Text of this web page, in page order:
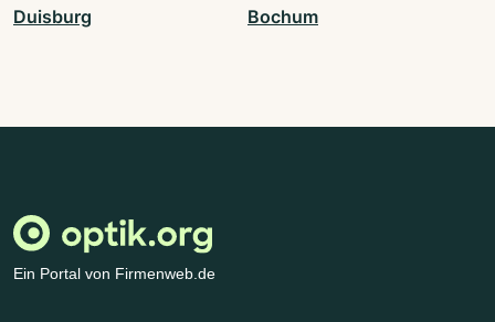
Duisburg Bochum
Ein Portal von Firmenweb.de